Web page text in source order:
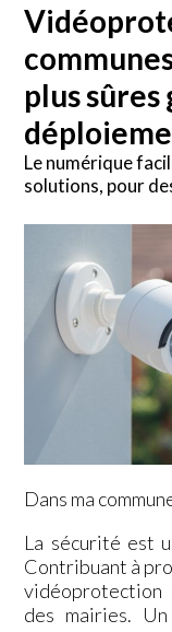
plus sûres
Le numérique
solutions, pour
Dans ma
La sécurité est
Contribuant à
vidéoprotection
des mairies.